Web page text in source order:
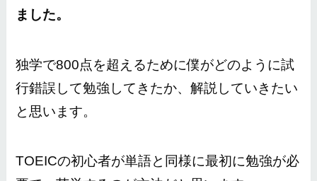
ました。
独学で800点を超えるために僕がどのように試
行錯誤して勉強してきたか、解説していきたい
と思います。
TOEICの初心者が単語と同様に最初に勉強が必